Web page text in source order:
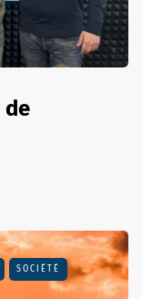
de
SOCIÉTÉ